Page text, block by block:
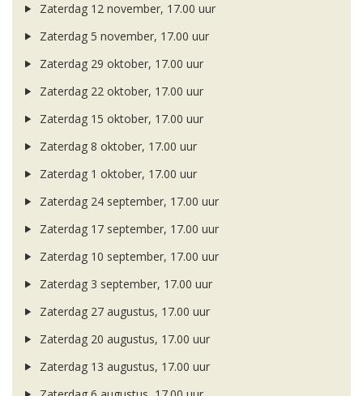
Zaterdag 12 november, 17.00 uur
Zaterdag 5 november, 17.00 uur
Zaterdag 29 oktober, 17.00 uur
Zaterdag 22 oktober, 17.00 uur
Zaterdag 15 oktober, 17.00 uur
Zaterdag 8 oktober, 17.00 uur
Zaterdag 1 oktober, 17.00 uur
Zaterdag 24 september, 17.00 uur
Zaterdag 17 september, 17.00 uur
Zaterdag 10 september, 17.00 uur
Zaterdag 3 september, 17.00 uur
Zaterdag 27 augustus, 17.00 uur
Zaterdag 20 augustus, 17.00 uur
Zaterdag 13 augustus, 17.00 uur